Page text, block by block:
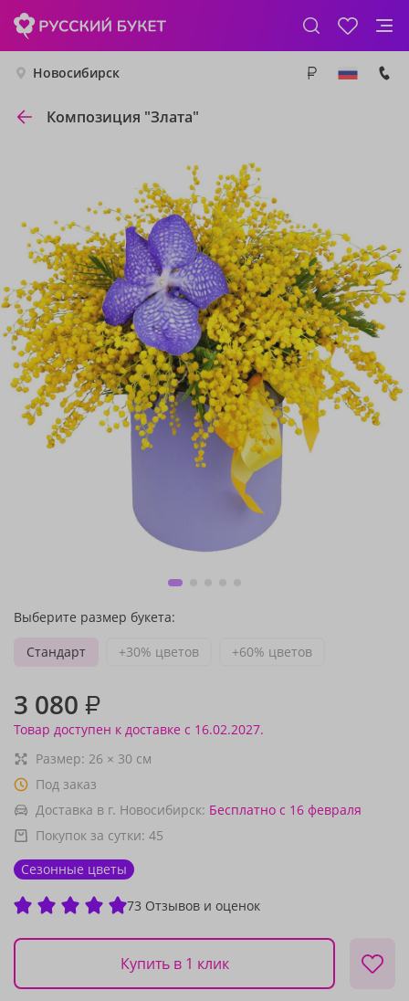
Новосибирск
Композиция "Злата"
Выберите размер букета:
Стандарт
+30% цветов +60% цветов
3 080 ₽
Товар доступен к доставке с 16.02.2027.
Размер: 26 × 30 см
Под заказ
Доставка в г. Новосибирск: Бесплатно с 16 февраля
Покупок за сутки: 45
Сезонные цветы
73 Отзывов и оценок
Купить в 1 клик